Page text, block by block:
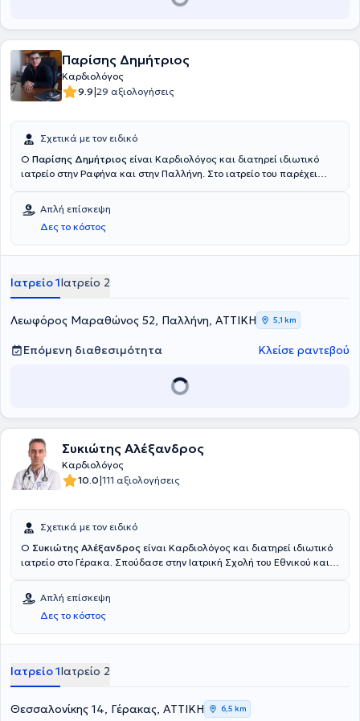
Παρίσης Δημήτριος
Καρδιολόγος
9.9|29 αξιολογήσεις
Σχετικά με τον ειδικό
Ο Παρίσης Δημήτριος είναι Καρδιολόγος και διατηρεί ιδιωτικό
ιατρείο στην Ραφήνα και στην Παλλήνη. Στο ιατρείο του παρέχει
Απλή επίσκεψη
Δες το κόστος
Ιατρείο 1Ιατρείο 2
Λεωφόρος Μαραθώνος 52, Παλλήνη, ΑΤΤΙΚΗ 5,1 km
Επόμενη διαθεσιμότητα Κλείσε ραντεβού
Συκιώτης Αλέξανδρος
Καρδιολόγος
10.0|111 αξιολογήσεις
Σχετικά με τον ειδικό
Ο Συκιώτης Αλέξανδρος είναι Καρδιολόγος και διατηρεί ιδιωτικό
ιατρείο στο Γέρακα. Σπούδασε στην Ιατρική Σχολή του Εθνικού και
Κρατικό Αθηνών. Διαθέτει πολυετή κλινική εμπειρία έχοντας
εργαστεί σε μεγάλες κλινικές και διατελεί Αναπληρωτής
Διευθυντής Ηλεκτροφυσιολογίας και Βηματοδοτών στο Νοσοκομείο
Ερρίκος Ντυνάν.
Απλή επίσκεψη
Δες το κόστος
Ιατρείο 1Ιατρείο 2
Θεσσαλονίκης 14, Γέρακας, ΑΤΤΙΚΗ 6,5 km